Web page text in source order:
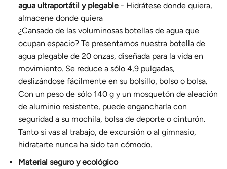
agua ultraportátil y plegable- Hidrátese donde quiera,
almacene donde quiera
¿Cansado de las voluminosas botellas de agua que
ocupan espacio? Te presentamos nuestra botella de
agua plegable de 20 onzas, diseñada para la vida en
movimiento. Se reduce a sólo 4,9 pulgadas,
deslizándose fácilmente en su bolsillo, bolso o bolsa.
Con un peso de sólo 140 g y un mosquetón de aleación
de aluminio resistente, puede engancharla con
seguridad a su mochila, bolsa de deporte o cinturón.
Tanto si vas al trabajo, de excursión o al gimnasio,
hidratarte nunca ha sido tan cómodo.
Material seguro y ecológico